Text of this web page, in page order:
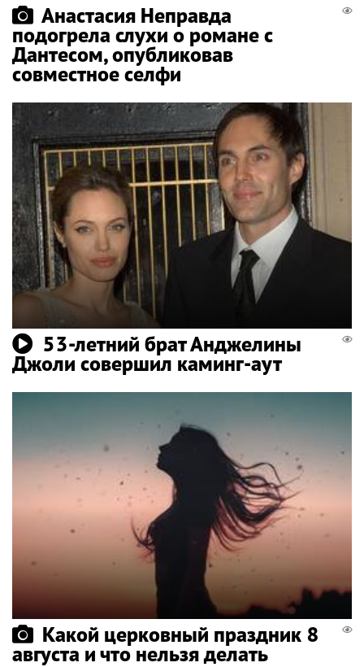
Анастасия Неправда
подогрела слухи о романе с
Дантесом, опубликовав
совместное селфи
53-летний брат Анджелины
Джоли совершил каминг-аут
Какой церковный праздник 8
августа и что нельзя делать